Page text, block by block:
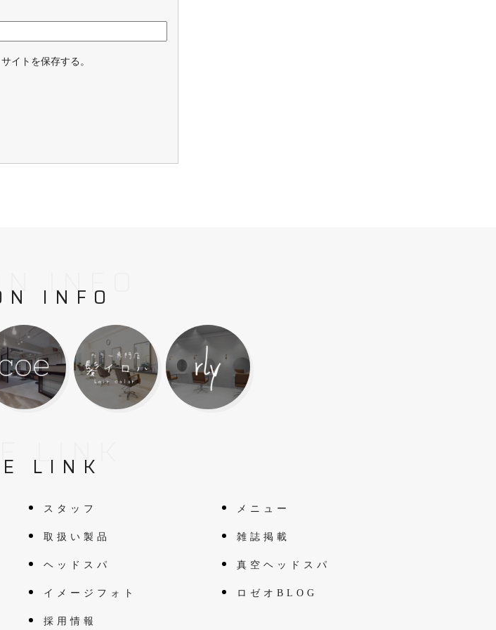
イトを保存する。
INFO
INFO
LINK
LINK
スタッフ メニュー
取扱い製品 雑誌掲載
ヘッドスパ 真空ヘッドスパ
イメージフォト ロゼオBLOG
採用情報